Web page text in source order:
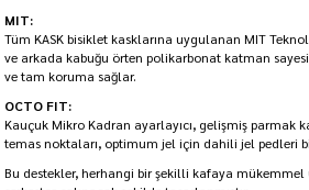
MIT:
Tüm KASK bisiklet kasklarına uygulanan MIT
ve arkada kabuğu örten polikarbonat katman
ve tam koruma sağlar.
OCTO FIT:
Kauçuk Mikro Kadran ayarlayıcı, gelişmiş parmak
temas noktaları, optimum jel için dahili jel pedleri
Bu destekler, herhangi bir şekilli kafaya